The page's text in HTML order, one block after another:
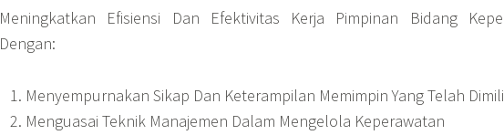
Meningkatkan Efisiensi Dan Efektivitas Kerja Pimpinan Bidang
Dengan:
Menyempurnakan Sikap Dan Keterampilan Memimpin Yang Telah
Menguasai Teknik Manajemen Dalam Mengelola Keperawatan